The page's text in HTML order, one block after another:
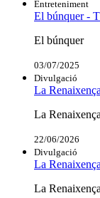
Entreteniment
El búnquer -
El búnquer
03/07/2025
Divulgació
La
La Renaixença
22/06/2026
Divulgació
La
La Renaixença